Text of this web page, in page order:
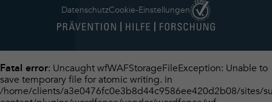
DatenschutzCookie-Einstellungen
Fatal error: Uncaught wfWAFStorageFileException: Unable to
save temporary file for atomic writing. in
/home/clients/a3e0476fc0e3b8d44c9586ee420d2b08/sites/